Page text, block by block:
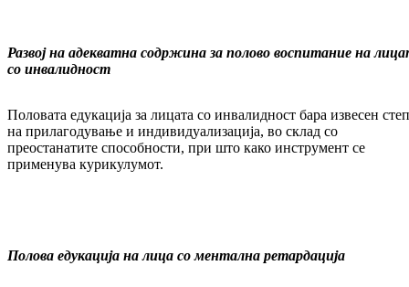
Развој на адекватна содржина за полово воспитание на
со инвалидност
Половата едукација за лицата со инвалидност бара извесен
на прилагодување и индивидуализација, во склад со
преостанатите способности, при што како инструмент се
применува курикулумот.
Полова едукација на лица со ментална ретардација